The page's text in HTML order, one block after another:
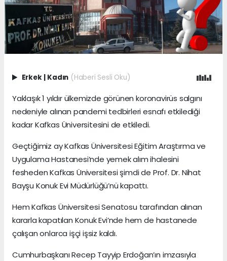
Erkek Kadın (Haberi Sesli Oku)
Yaklaşık 1 yıldır ülkemizde görünen koronavirüs salgını
nedeniyle alınan pandemi tedbirleri esnafı etkilediği
kadar Kafkas Üniversitesini de etkiledi.
Geçtiğimiz ay Kafkas Üniversitesi Eğitim Araştırma ve
Uygulama Hastanesi’nde yemek alım ihalesini
fesheden Kafkas Üniversitesi şimdi de Prof. Dr. Nihat
Bayşu Konuk Evi Müdürlüğü’nü kapattı.
Hem Kafkas Üniversitesi Senatosu tarafından alınan
kararla kapatılan Konuk Evi’nde hem de hastanede
çalışan onlarca işçi işsiz kaldı.
Cumhurbaşkanı Recep Tayyip Erdoğan’ın imzasıyla